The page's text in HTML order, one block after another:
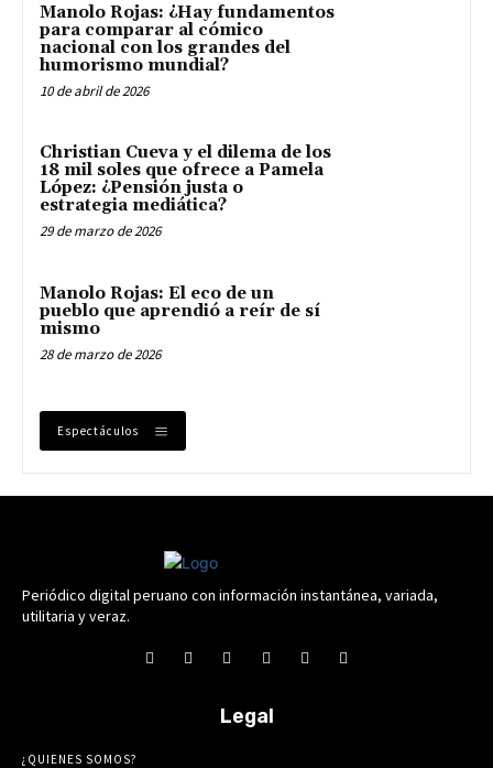
Manolo Rojas: ¿Hay fundamentos
para comparar al cómico
nacional con los grandes del
humorismo mundial?
10 de abril de 2026
Christian Cueva y el dilema de los
18 mil soles que ofrece a Pamela
López: ¿Pensión justa o
estrategia mediática?
29 de marzo de 2026
Manolo Rojas: El eco de un
pueblo que aprendió a reír de sí
mismo
28 de marzo de 2026
Espectáculos
Periódico digital peruano con información instantánea, variada,
utilitaria y veraz.
Legal
¿QUIENES SOMOS?